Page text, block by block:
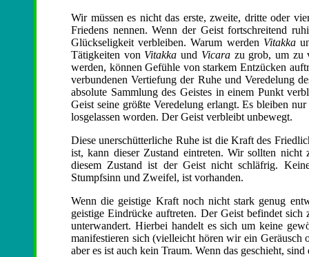
Wir müssen es nicht das erste, zweite, dritte oder
Friedens nennen. Wenn der Geist fortschreitend
Glückseligkeit verbleiben. Warum werden Vitakka
Tätigkeiten von Vitakka und Vicarazu grob, um zu
werden, können Gefühle von starkem Entzücken
verbundenen Vertiefung der Ruhe und Veredelung
absolute Sammlung des Geistes in einem Punkt
Geist seine größte Veredelung erlangt. Es bleiben
losgelassen worden. Der Geist verbleibt unbewegt.
Diese unerschütterliche Ruhe ist die Kraft des
ist, kann dieser Zustand eintreten. Wir sollten
diesem Zustand ist der Geist nicht schläfrig.
Stumpfsinn und Zweifel, ist vorhanden.
Wenn die geistige Kraft noch nicht stark genug
geistige Eindrücke auftreten. Der Geist befindet
unterwandert. Hierbei handelt es sich um keine
manifestieren sich (vielleicht hören wir ein
aber es ist auch kein Traum. Wenn das geschieht,